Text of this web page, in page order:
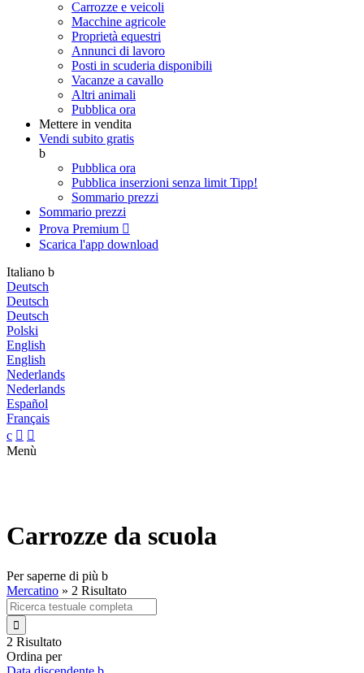
Carrozze e veicoli
Macchine agricole
Proprietà equestri
Annunci di lavoro
Posti in scuderia disponibili
Vacanze a cavallo
Altri animali
Pubblica ora
Mettere in vendita
Vendi subito gratis
b
Pubblica ora
Pubblica inserzioni senza limit Tipp!
Sommario prezzi
Sommario prezzi
Prova Premium 
Scarica l'app download
Italiano b
Deutsch
Deutsch
Deutsch
Polski
English
English
Nederlands
Nederlands
Español
Français
c  
Menù
Carrozze da scuola
Per saperne di più b
Mercatino » 2 Risultato

2 Risultato
Ordina per